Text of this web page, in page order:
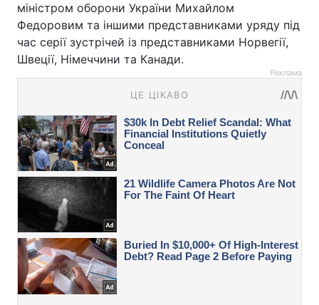
міністром оборони України Михайлом
Федоровим та іншими представниками уряду під
час серії зустрічей із представниками Норвегії,
Швеції, Німеччини та Канади.
Реклама